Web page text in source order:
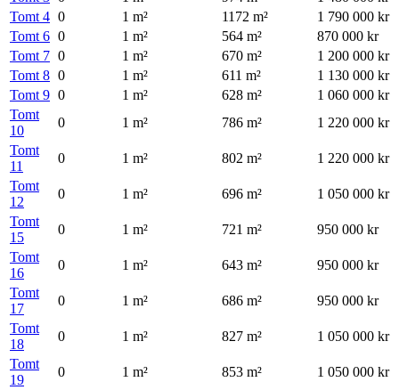
Tomt 4 0 1 m² 1172 m²
1 790 000 kr
Tomt 6 0 1 m² 564 m²
870 000 kr
Tomt 7 0 1 m² 670 m²
1 200 000 kr
Tomt 8 0 1 m² 611 m²
1 130 000 kr
Tomt 9 0 1 m² 628 m²
1 060 000 kr
Tomt
10
0 1 m² 786 m²
1 220 000 kr
Tomt
11
0 1 m² 802 m²
1 220 000 kr
Tomt
12
0 1 m² 696 m²
1 050 000 kr
Tomt
15
0 1 m² 721 m²
950 000 kr
Tomt
16
0 1 m² 643 m²
950 000 kr
Tomt
17
0 1 m² 686 m²
950 000 kr
Tomt
18
0 1 m² 827 m²
1 050 000 kr
Tomt
19
0 1 m² 853 m²
1 050 000 kr